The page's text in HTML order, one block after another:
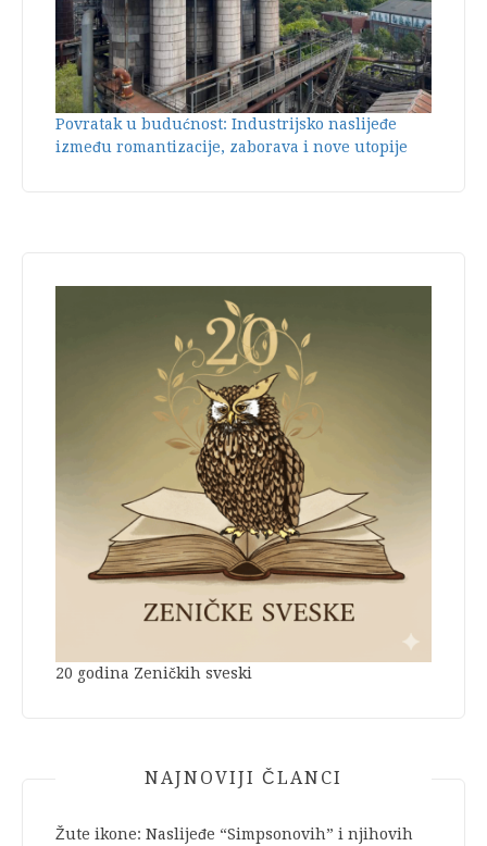
Povratak u budućnost: Industrijsko naslijeđe
između romantizacije, zaborava i nove utopije
20 godina Zeničkih sveski
NAJNOVIJI ČLANCI
Žute ikone: Naslijeđe “Simpsonovih” i njihovih